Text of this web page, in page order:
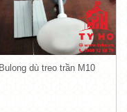
3 lớp
sản phẩm là
Bulong dù treo trần M10